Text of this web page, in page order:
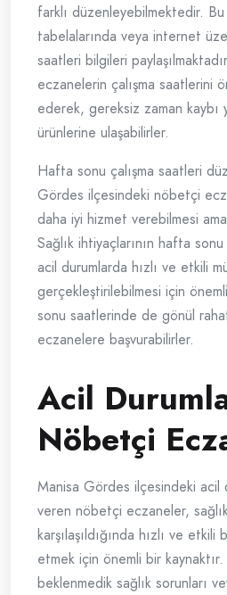
farklı düzenleyebilmektedir.
tabelalarında veya internet
saatleri bilgileri
eczanelerin çalışma saatlerini
ederek, gereksiz zaman kaybı
ürünlerine ulaşabilirler.
Hafta sonu çalışma saatleri
Gördes ilçesindeki nöbetçi
daha iyi hizmet verebilmesi
Sağlık ihtiyaçlarının hafta
acil durumlarda hızlı ve etkili
gerçekleştirilebilmesi için
sonu saatlerinde de gönül
eczanelere başvurabilirler.
Acil
Nöbetçi
Manisa Gördes ilçesindeki acil
veren nöbetçi eczaneler,
karşılaşıldığında hızlı ve
etmek için önemli bir
beklenmedik sağlık sorunları